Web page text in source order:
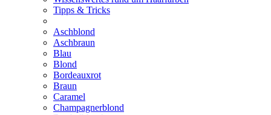
Tipps & Tricks
Aschblond
Aschbraun
Blau
Blond
Bordeauxrot
Braun
Caramel
Champagnerblond